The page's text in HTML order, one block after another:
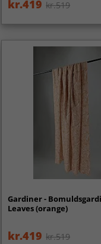
kr.419 kr.519
Gardiner -
Leaves (orange)
kr.419 kr.519